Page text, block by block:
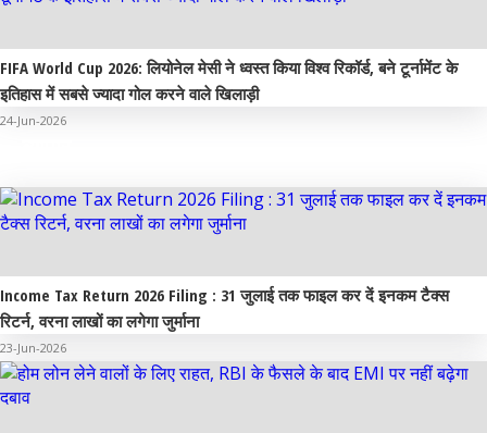
FIFA World Cup 2026: लियोनेल मेसी ने ध्वस्त किया विश्व रिकॉर्ड, बने टूर्नामेंट के
इतिहास में सबसे ज्यादा गोल करने वाले खिलाड़ी
24-Jun-2026
Income Tax Return 2026 Filing : 31 जुलाई तक फाइल कर दें इनकम टैक्स
रिटर्न, वरना लाखों का लगेगा जुर्माना
23-Jun-2026